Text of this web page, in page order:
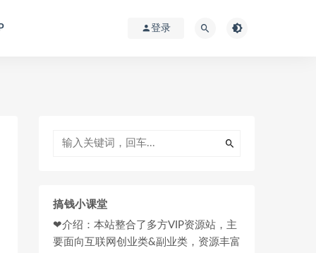
登录
搞钱小课堂
❤介绍：本站整合了多方VIP资源站，主
要面向互联网创业类&副业类，资源丰富